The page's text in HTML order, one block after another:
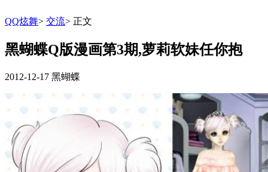
QQ炫舞> 交流> 正文
黑蝴蝶Q版漫画第3期,萝莉软妹任你抱
2012-12-17 黑蝴蝶